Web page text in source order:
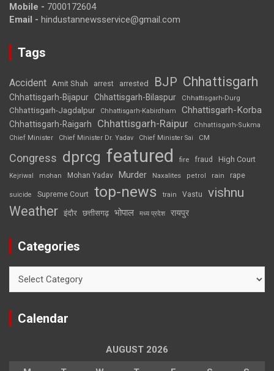
Mobile - 7000172604
Email - hindustannewsservice@gmail.com
Tags
Accident Amit Shah arrest arrested BJP Chhattisgarh
Chhattisgarh-Bijapur Chhattisgarh-Bilaspur Chhattisgarh-Durg
Chhattisgarh-Jagdalpur Chhattisgarh-Kabirdham Chhattisgarh-Korba
Chhattisgarh-Raigarh Chhattisgarh-Raipur
Chhattisgarh-Sukma
Chief Minister
Chief Minister Dr. Yadav Chief Minister Sai CM
Congress dprcg featured fire fraud High Court
Kejriwal mohan Mohan Yadav Murder Naxalites petrol rain rape
suicide Supreme Court top-news train Vastu vishnu
Weather इंदौर छत्तीसगढ़ भोपाल मध्य प्रदेश रायपुर
Categories
Calendar
AUGUST 2026